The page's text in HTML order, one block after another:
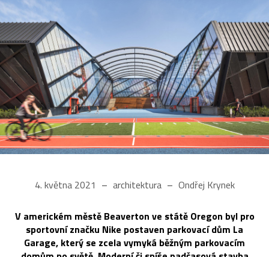
4. května 2021 architektura Ondřej Krynek
V americkém městě Beaverton ve státě Oregon byl pro
sportovní značku Nike postaven parkovací dům La
Garage, který se zcela vymyká běžným parkovacím